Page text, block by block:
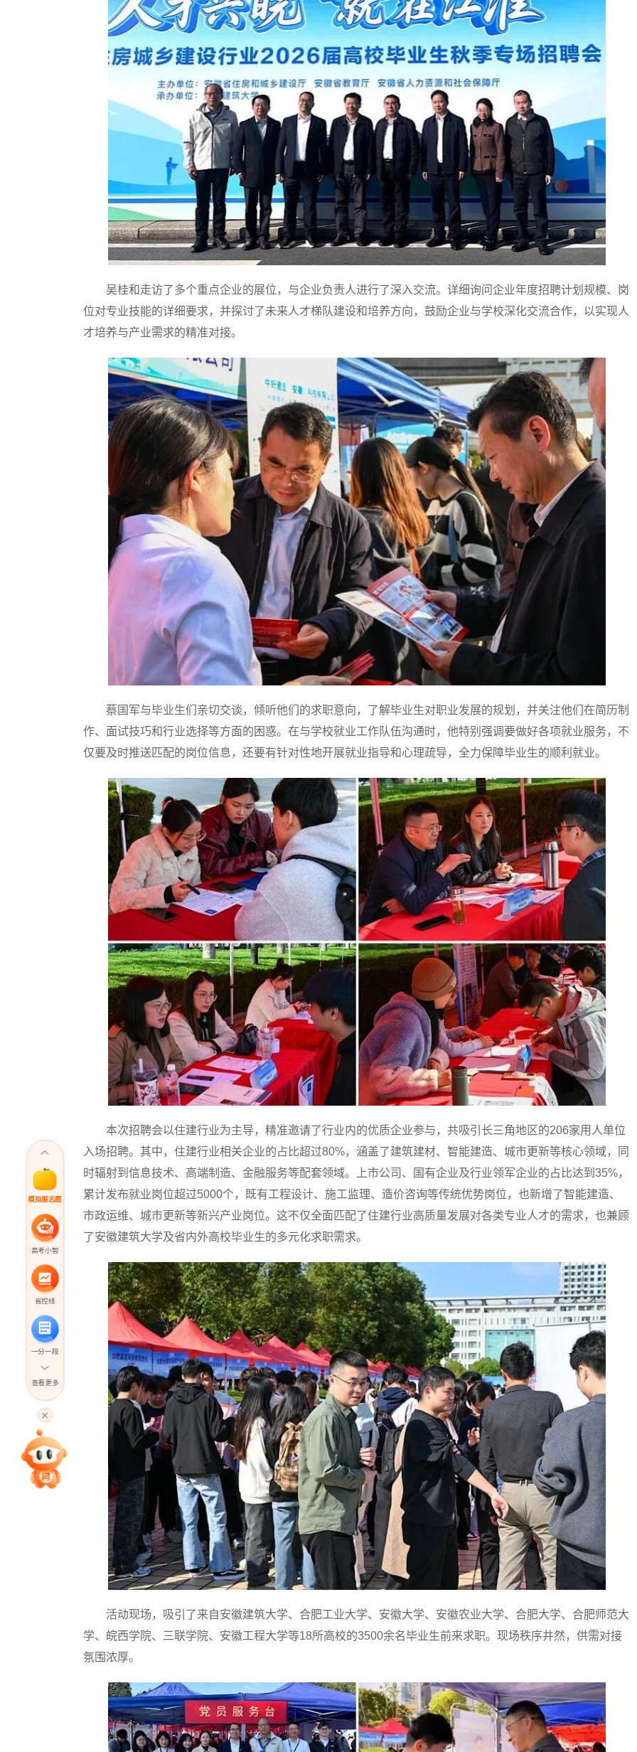
吴桂和走访了多个重点企业的展位，与企业负责人进行了深入交流。详细询问企业年度招聘计划规模、岗
位对专业技能的详细要求，并探讨了未来人才梯队建设和培养方向，鼓励企业与学校深化交流合作，以实现人
才培养与产业需求的精准对接。
蔡国军与毕业生们亲切交谈，倾听他们的求职意向，了解毕业生对职业发展的规划，并关注他们在简历制
作、面试技巧和行业选择等方面的困惑。在与学校就业工作队伍沟通时，他特别强调要做好各项就业服务，不
仅要及时推送匹配的岗位信息，还要有针对性地开展就业指导和心理疏导，全力保障毕业生的顺利就业。
本次招聘会以住建行业为主导，精准邀请了行业内的优质企业参与，共吸引长三角地区的206家用人单位
入场招聘。其中，住建行业相关企业的占比超过80%，涵盖了建筑建材、智能建造、城市更新等核心领域，同
时辐射到信息技术、高端制造、金融服务等配套领域。上市公司、国有企业及行业领军企业的占比达到35%，
累计发布就业岗位超过5000个，既有工程设计、施工监理、造价咨询等传统优势岗位，也新增了智能建造、
市政运维、城市更新等新兴产业岗位。这不仅全面匹配了住建行业高质量发展对各类专业人才的需求，也兼顾
了安徽建筑大学及省内外高校毕业生的多元化求职需求。
活动现场，吸引了来自安徽建筑大学、合肥工业大学、安徽大学、安徽农业大学、合肥大学、合肥师范大
学、皖西学院、三联学院、安徽工程大学等18所高校的3500余名毕业生前来求职。现场秩序井然，供需对接
氛围浓厚。
模拟报志愿
高考小智
省控线
一分一段
高考直播
专家指导课
查看更多